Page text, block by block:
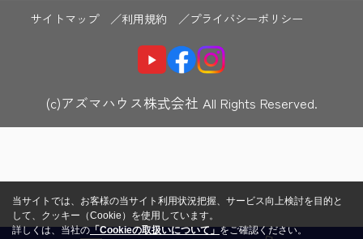
サイトマップ ／利用規約 ／プライバシーポリシー
(c)アズマハウス株式会社 All Rights Reserved.
当サイトでは、お客様の当サイト利用状況把握、サービス向上検討を目的と
して、クッキー（Cookie）を使用しています。
詳しくは、当社の「Cookieの取扱いについて」をご確認ください。